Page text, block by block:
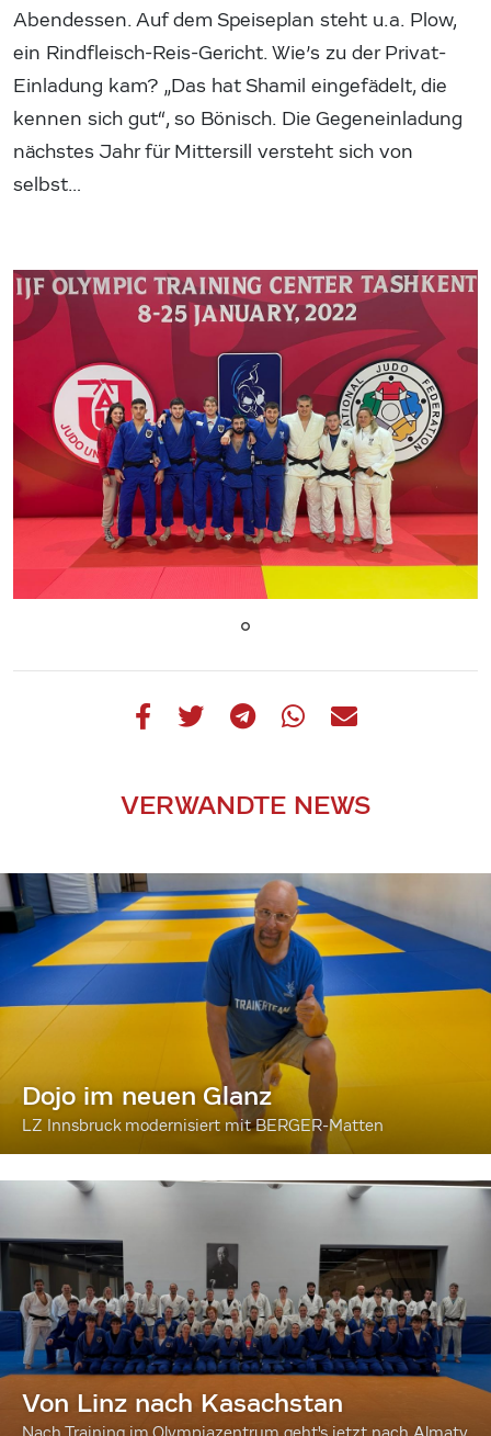
Abendessen. Auf dem Speiseplan steht u.a. Plow,
ein Rindfleisch-Reis-Gericht. Wie’s zu der Privat-
Einladung kam? „Das hat Shamil eingefädelt, die
kennen sich gut“, so Bönisch. Die Gegeneinladung
nächstes Jahr für Mittersill versteht sich von
selbst…
VERWANDTE NEWS
Dojo im neuen Glanz
LZ Innsbruck modernisiert mit BERGER-Matten
Von Linz nach Kasachstan